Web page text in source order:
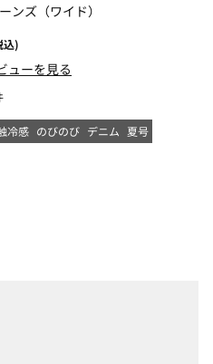
ンズ（ワイド）
込)
ューを見る
冷感 のびのび デニム 夏号